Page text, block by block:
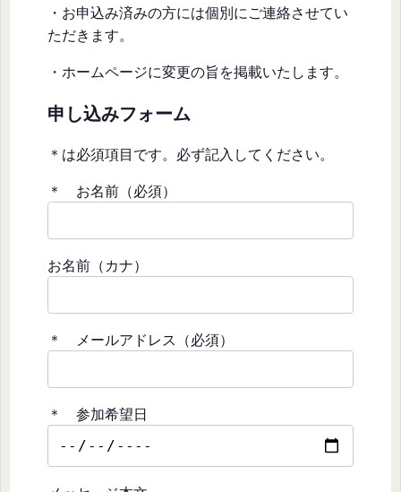
・お申込み済みの方には個別にご連絡させてい
ただきます。
・ホームページに変更の旨を掲載いたします。
申し込みフォーム
＊は必須項目です。必ず記入してください。
＊ お名前（必須）
お名前（カナ）
＊ メールアドレス（必須）
＊ 参加希望日